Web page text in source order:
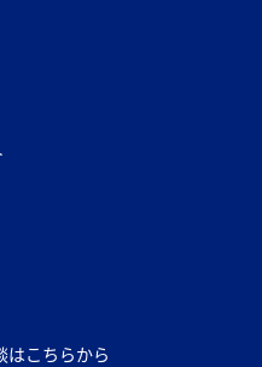
はこちらから